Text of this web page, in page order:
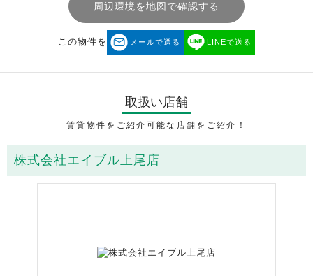
周辺環境を地図で確認する
この物件を メールで送る LINEで送る
取扱い店舗
賃貸物件をご紹介可能な店舗をご紹介！
株式会社エイブル上尾店